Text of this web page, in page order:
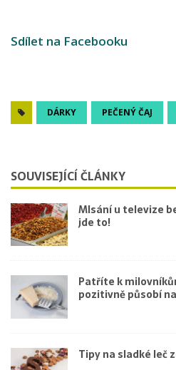
Sdílet na Facebooku
DÁRKY PEČENÝ ČAJ
SOUVISEJÍCÍ ČLÁNKY
Mlsání u televize
jde to!
Patříte k
pozitivně působí
Tipy na sladké leč